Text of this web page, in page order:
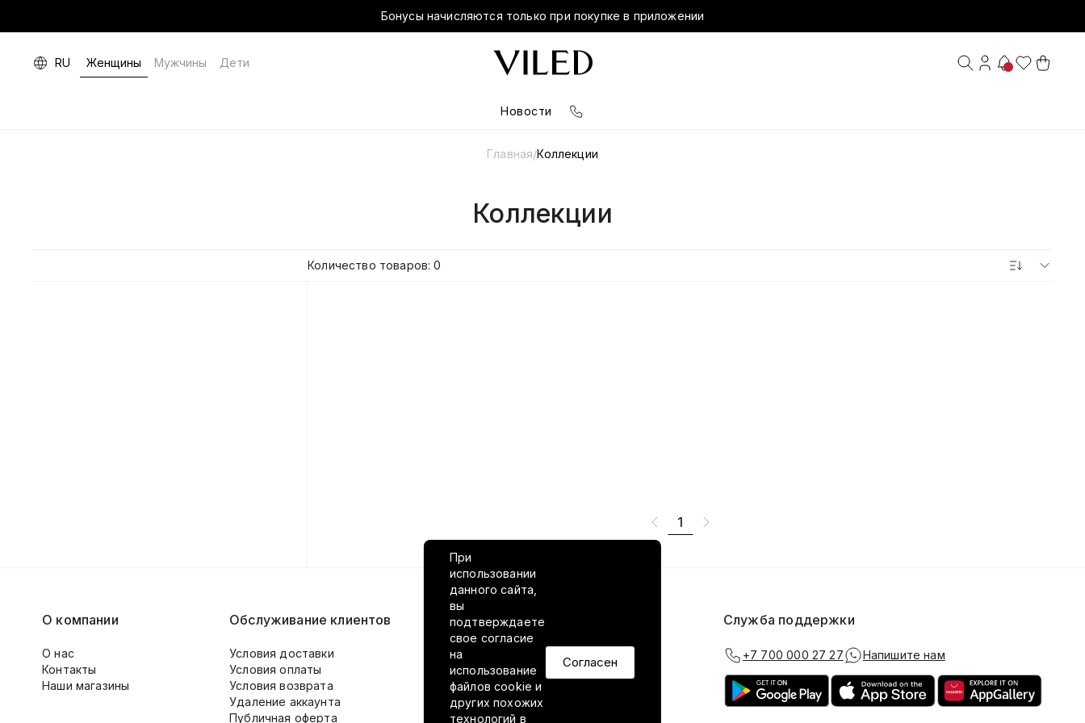
Бонусы начисляются только при покупке в приложении
RU Женщины Мужчины Дети
Новости
Главная/Коллекции
Коллекции
Количество товаров: 0
1
При
использовании
данного сайта,
вы
подтверждаете
свое согласие
на
использование
файлов cookie и
других похожих
технологий в
Согласен
О компании
О нас
Контакты
Наши магазины
Обслуживание клиентов
Условия доставки
Условия оплаты
Условия возврата
Удаление аккаунта
Публичная оферта
VILED в соцсетях Служба поддержки
+7 700 000 27 27 Напишите нам